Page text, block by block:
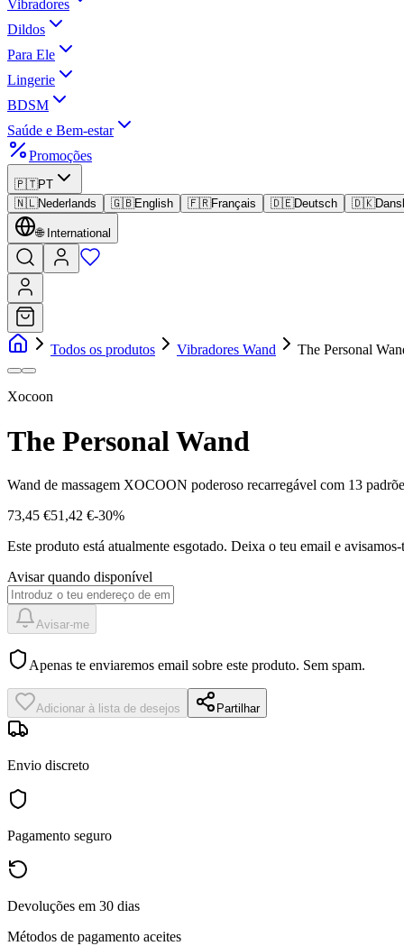
Vibradores
Dildos
Para Ele
Lingerie
BDSM
Saúde e Bem-estar
Promoções
🇵🇹PT
🇳🇱Nederlands 🇬🇧English 🇫🇷Français 🇩🇪Deutsch 🇩🇰
🌐 International
Todos os produtos Vibradores Wand The Personal
Xocoon
The Personal Wand
Wand de massagem XOCOON poderoso recarregável com 13
73,45 €51,42 €-30%
Este produto está atualmente esgotado. Deixa o teu email e
Avisar quando disponível
Avisar-me
Apenas te enviaremos email sobre este produto. Sem spam.
Adicionar à lista de desejos Partilhar
Envio discreto
Pagamento seguro
Devoluções em 30 dias
Métodos de pagamento aceites